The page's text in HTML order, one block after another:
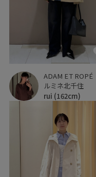
ADAM ET ROPÉ
ルミネ北千住
rui (162cm)